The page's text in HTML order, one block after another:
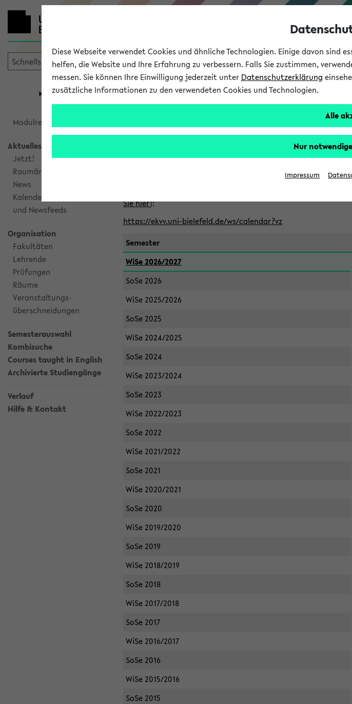
Universität Forschung Studium
eKVV
Modulrecherche
Aktuelles
Jetzt!
Raumänderungen
News
Kalenderintegration
und Newsfeeds
Organisation
Fakultäten
Lehrende
Prüfungen
Räume
Veranstaltungs-
überschneidungen
Semesterauswahl
Kombisuche
Courses taught in English
Archivierte Studiengänge
Verlauf
Hilfe & Kontakt
Alle veröffentlichten
Klicken Sie auf das Semester, welches Sie für Ihre Sitzung
Sie hier):
https://ekvv.uni-bielefeld.de/ws/calendar?vz
Semester
WiSe 2026/2027
SoSe 2026
WiSe 2025/2026
SoSe 2025
WiSe 2024/2025
SoSe 2024
WiSe 2023/2024
SoSe 2023
WiSe 2022/2023
SoSe 2022
WiSe 2021/2022
SoSe 2021
WiSe 2020/2021
SoSe 2020
WiSe 2019/2020
SoSe 2019
WiSe 2018/2019
SoSe 2018
WiSe 2017/2018
SoSe 2017
WiSe 2016/2017
SoSe 2016
WiSe 2015/2016
SoSe 2015
Diese Webseite verwendet Cookies und ähnliche Technologien. Einige davon
helfen, die Website und Ihre Erfahrung zu verbessern. Falls Sie zustimmen,
messen. Sie können Ihre Einwilligung jederzeit unter Datenschutzerklärung
zusätzliche Informationen zu den verwendeten Cookies und Technologien.
Alle
Nur
Impressum